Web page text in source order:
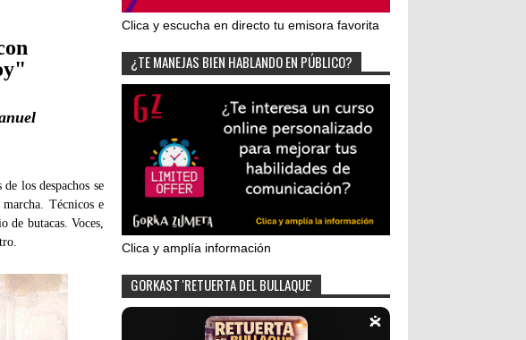
los despachos se
Técnicos e
de butacas. Voces,
Clica y escucha en directo tu emisora favorita
¿TE MANEJAS BIEN HABLANDO EN PÚBLICO?
Clica y amplía información
GORKAST 'RETUERTA DEL BULLAQUE'